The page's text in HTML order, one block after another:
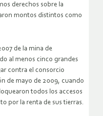
derechos sobre la
montos distintos como
de la mina de
al menos cinco grandes
contra el consorcio
de mayo de 2009, cuando
todos los accesos
por la renta de sus tierras.